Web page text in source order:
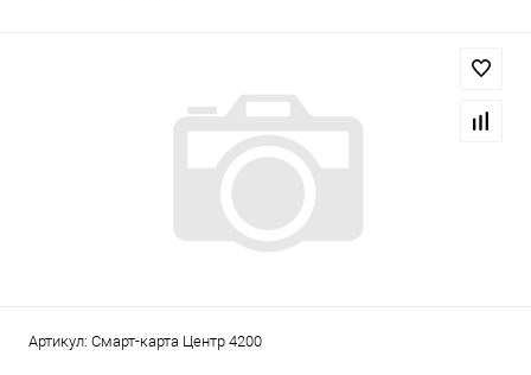
Артикул: Смарт-карта Центр 4200